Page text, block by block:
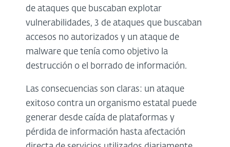
de ataques que buscaban explotar
vulnerabilidades, 3 de ataques que buscaban
accesos no autorizados y un ataque de
malware que tenía como objetivo la
destrucción o el borrado de información.
Las consecuencias son claras: un ataque
exitoso contra un organismo estatal puede
generar desde caída de plataformas y
pérdida de información hasta afectación